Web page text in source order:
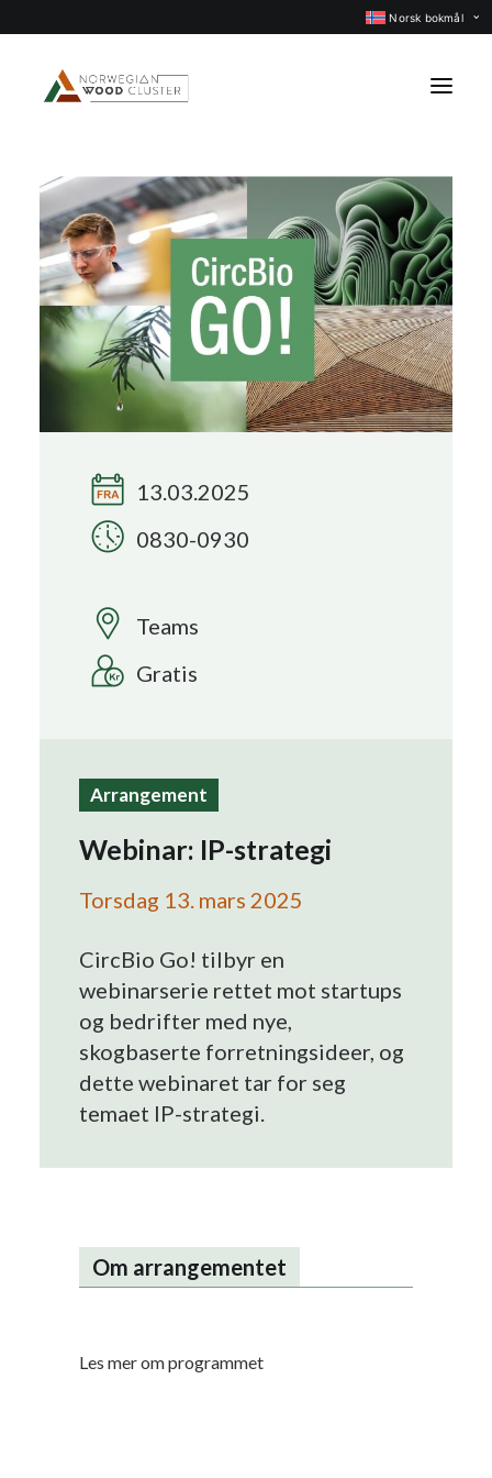
Norsk bokmål
Nyheter
Arrangementer
Prosjekter
Faggrupper
Medlemmer
Search
13.03.2025
0830-0930
Teams
Gratis
Arrangement
Webinar: IP-strategi
Torsdag 13. mars 2025
CircBio Go! tilbyr en
webinarserie rettet mot startups
og bedrifter med nye,
skogbaserte forretningsideer, og
dette webinaret tar for seg
temaet IP-strategi.
Om arrangementet
Les mer om programmet